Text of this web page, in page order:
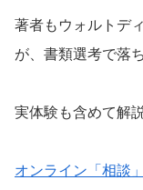
著者もウォルトデ
が、書類選考で落
実体験も含めて解
オンライン「相談